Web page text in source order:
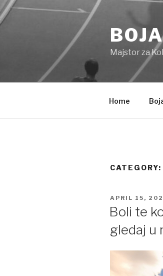
Skip
to
Majstor za
Home
CATEGORY:
POSTED
APRIL 15,
Boli te
gledaj u